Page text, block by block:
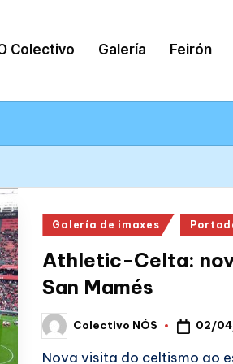
Colectivo Galería Feirón
Posted
Galería de imaxes
Athletic-Celta:
San Mamés
Posted
by
Colectivo NÓS 02/
Nova visita do celtismo ao